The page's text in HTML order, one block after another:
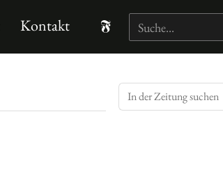
Kontakt